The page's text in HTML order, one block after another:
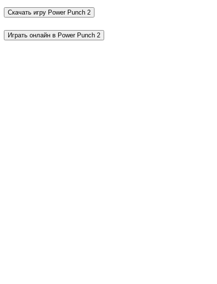
Скачать игру Power Punch 2
Играть онлайн в Power Punch 2